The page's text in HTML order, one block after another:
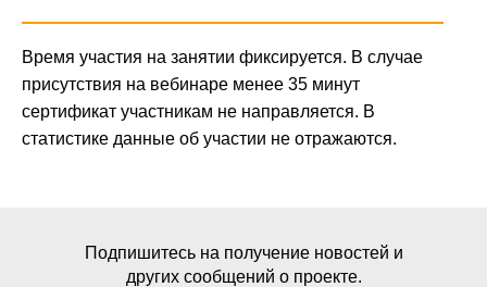
Время участия на занятии фиксируется. В случае
присутствия на вебинаре менее 35 минут
сертификат участникам не направляется. В
статистике данные об участии не отражаются.
Подпишитесь на получение новостей и
других сообщений о проекте.